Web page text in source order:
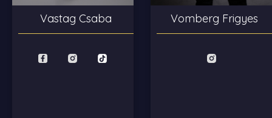
Vastag Csaba Vomberg Frigyes